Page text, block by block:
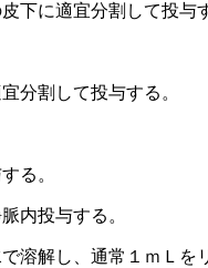
下に適宜分割して投与
分割して投与する。
る。
内投与する。
溶解し、通常１ｍＬを